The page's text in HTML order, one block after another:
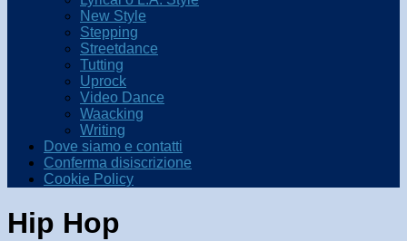
New Style
Stepping
Streetdance
Tutting
Uprock
Video Dance
Waacking
Writing
Dove siamo e contatti
Conferma disiscrizione
Cookie Policy
Hip Hop